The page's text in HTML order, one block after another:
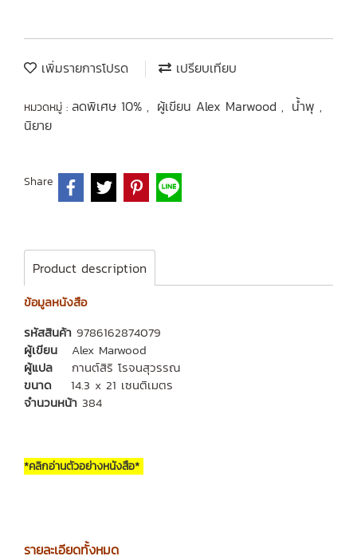
เพิ่มรายการโปรด เปรียบเทียบ
หมวดหมู่ : ลดพิเศษ 10% , ผู้เขียน Alex Marwood , น้ำพุ ,
นิยาย
Share
Product description
ข้อมูลหนังสือ
รหัสสินค้า 9786162874079
ผู้เขียน
Alex Marwood
ผู้แปล กานต์สิริ โรจนสุวรรณ
ขนาด 14.3 x 21 เซนติเมตร
จำนวนหน้า 384
*คลิกอ่านตัวอย่างหนังสือ*
รายละเอียดทั้งหมด